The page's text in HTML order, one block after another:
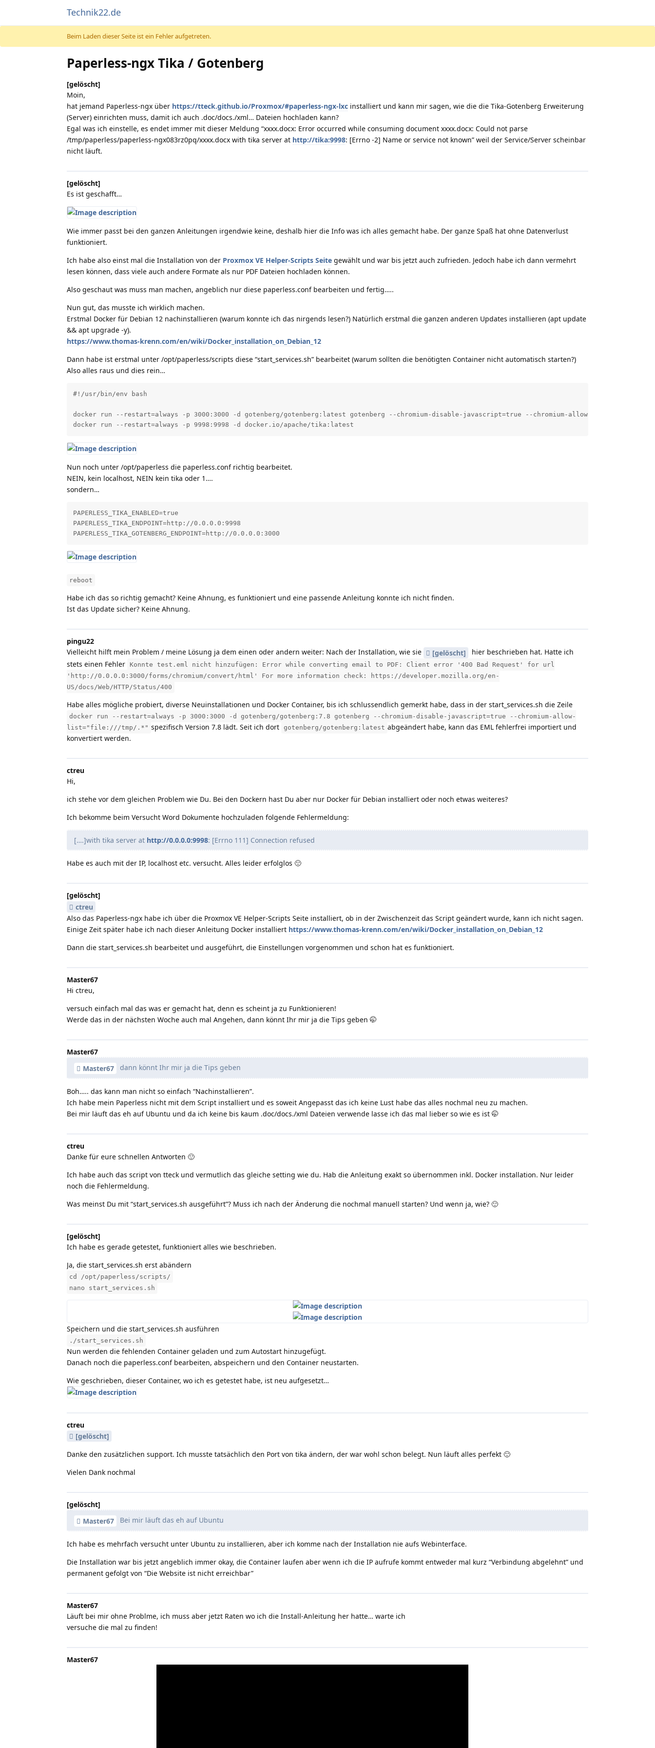
Technik22.de
Beim Laden dieser Seite ist ein Fehler aufgetreten.
Paperless-ngx Tika / Gotenberg
[gelöscht]
Moin,
hat jemand Paperless-ngx über https://tteck.github.io/Proxmox/#paperless-ngx-lxc installiert und kann mir sagen, wie die die Tika-Gotenberg Erweiterung
(Server) einrichten muss, damit ich auch .doc/docs./xml… Dateien hochladen kann?
Egal was ich einstelle, es endet immer mit dieser Meldung “xxxx.docx: Error occurred while consuming document xxxx.docx: Could not parse
/tmp/paperless/paperless-ngx083rz0pq/xxxx.docx with tika server at http://tika:9998: [Errno -2] Name or service not known” weil der Service/Server scheinbar
nicht läuft.
[gelöscht]
Es ist geschafft…
Wie immer passt bei den ganzen Anleitungen irgendwie keine, deshalb hier die Info was ich alles gemacht habe. Der ganze Spaß hat ohne Datenverlust
funktioniert.
Ich habe also einst mal die Installation von der Proxmox VE Helper-Scripts Seite gewählt und war bis jetzt auch zufrieden. Jedoch habe ich dann vermehrt
lesen können, dass viele auch andere Formate als nur PDF Dateien hochladen können.
Also geschaut was muss man machen, angeblich nur diese paperless.conf bearbeiten und fertig…..
Nun gut, das musste ich wirklich machen.
Erstmal Docker für Debian 12 nachinstallieren (warum konnte ich das nirgends lesen?) Natürlich erstmal die ganzen anderen Updates installieren (apt update
&& apt upgrade -y).
https://www.thomas-krenn.com/en/wiki/Docker_installation_on_Debian_12
Dann habe ist erstmal unter /opt/paperless/scripts diese “start_services.sh” bearbeitet (warum sollten die benötigten Container nicht automatisch starten?)
Also alles raus und dies rein…
#!/usr/bin/env bash
docker run --restart=always -p 3000:3000 -d gotenberg/gotenberg:latest gotenberg --chromium-disable-javascript=true --chromium-allow-list="file:///
docker run --restart=always -p 9998:9998 -d docker.io/apache/tika:latest
Nun noch unter /opt/paperless die paperless.conf richtig bearbeitet.
NEIN, kein localhost, NEIN kein tika oder 1….
sondern…
PAPERLESS_TIKA_ENABLED=true
PAPERLESS_TIKA_ENDPOINT=http://0.0.0.0:9998
PAPERLESS_TIKA_GOTENBERG_ENDPOINT=http://0.0.0.0:3000
reboot
Habe ich das so richtig gemacht? Keine Ahnung, es funktioniert und eine passende Anleitung konnte ich nicht finden.
Ist das Update sicher? Keine Ahnung.
pingu22
Vielleicht hilft mein Problem / meine Lösung ja dem einen oder andern weiter: Nach der Installation, wie sie
[gelöscht]
hier beschrieben hat. Hatte ich
stets einen Fehler
Konnte test.eml nicht hinzufügen: Error while converting email to PDF: Client error '400 Bad Request' for url
'http://0.0.0.0:3000/forms/chromium/convert/html' For more information check: https://developer.mozilla.org/en-
US/docs/Web/HTTP/Status/400
Habe alles mögliche probiert, diverse Neuinstallationen und Docker Container, bis ich schlussendlich gemerkt habe, dass in der start_services.sh die Zeile
docker run --restart=always -p 3000:3000 -d gotenberg/gotenberg:7.8 gotenberg --chromium-disable-javascript=true --chromium-allow-
list="file:///tmp/.*" spezifisch Version 7.8 lädt. Seit ich dort gotenberg/gotenberg:latest abgeändert habe, kann das EML fehlerfrei importiert und
konvertiert werden.
ctreu
Hi,
ich stehe vor dem gleichen Problem wie Du. Bei den Dockern hast Du aber nur Docker für Debian installiert oder noch etwas weiteres?
Ich bekomme beim Versucht Word Dokumente hochzuladen folgende Fehlermeldung:
[….]with tika server at http://0.0.0.0:9998: [Errno 111] Connection refused
Habe es auch mit der IP, localhost etc. versucht. Alles leider erfolglos 🙁
[gelöscht]
ctreu
Also das Paperless-ngx habe ich über die Proxmox VE Helper-Scripts Seite installiert, ob in der Zwischenzeit das Script geändert wurde, kann ich nicht sagen.
Einige Zeit später habe ich nach dieser Anleitung Docker installiert https://www.thomas-krenn.com/en/wiki/Docker_installation_on_Debian_12
Dann die start_services.sh bearbeitet und ausgeführt, die Einstellungen vorgenommen und schon hat es funktioniert.
Master67
Hi ctreu,
versuch einfach mal das was er gemacht hat, denn es scheint ja zu Funktionieren!
Werde das in der nächsten Woche auch mal Angehen, dann könnt Ihr mir ja die Tips geben 🤭
Master67
Master67
dann könnt Ihr mir ja die Tips geben
Boh….. das kann man nicht so einfach “Nachinstallieren”.
Ich habe mein Paperless nicht mit dem Script installiert und es soweit Angepasst das ich keine Lust habe das alles nochmal neu zu machen.
Bei mir läuft das eh auf Ubuntu und da ich keine bis kaum .doc/docs./xml Dateien verwende lasse ich das mal lieber so wie es ist 🤭
ctreu
Danke für eure schnellen Antworten 🙂
Ich habe auch das script von tteck und vermutlich das gleiche setting wie du. Hab die Anleitung exakt so übernommen inkl. Docker installation. Nur leider
noch die Fehlermeldung.
Was meinst Du mit “start_services.sh ausgeführt”? Muss ich nach der Änderung die nochmal manuell starten? Und wenn ja, wie? 🙂
[gelöscht]
Ich habe es gerade getestet, funktioniert alles wie beschrieben.
Ja, die start_services.sh erst abändern
cd /opt/paperless/scripts/
nano start_services.sh
Speichern und die start_services.sh ausführen
./start_services.sh
Nun werden die fehlenden Container geladen und zum Autostart hinzugefügt.
Danach noch die paperless.conf bearbeiten, abspeichern und den Container neustarten.
Wie geschrieben, dieser Container, wo ich es getestet habe, ist neu aufgesetzt…
ctreu
[gelöscht]
Danke den zusätzlichen support. Ich musste tatsächlich den Port von tika ändern, der war wohl schon belegt. Nun läuft alles perfekt 🙂
Vielen Dank nochmal
[gelöscht]
Master67
Bei mir läuft das eh auf Ubuntu
Ich habe es mehrfach versucht unter Ubuntu zu installieren, aber ich komme nach der Installation nie aufs Webinterface.
Die Installation war bis jetzt angeblich immer okay, die Container laufen aber wenn ich die IP aufrufe kommt entweder mal kurz “Verbindung abgelehnt” und
permanent gefolgt von “Die Website ist nicht erreichbar”
Master67
Läuft bei mir ohne Problme, ich muss aber jetzt Raten wo ich die Install-Anleitung her hatte… warte ich
versuche die mal zu finden!
Master67